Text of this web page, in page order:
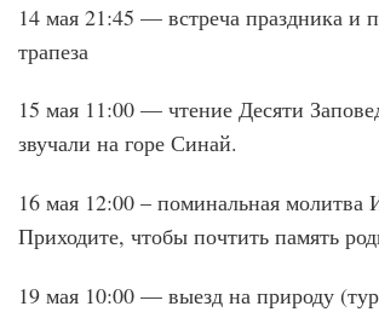
14 мая 21:45 — встреча праздника и
трапеза
15 мая 11:00 — чтение Десяти
звучали на горе Синай.
16 мая 12:00 – поминальная молитва
Приходите, чтобы почтить память
19 мая 10:00 — выезд на природу